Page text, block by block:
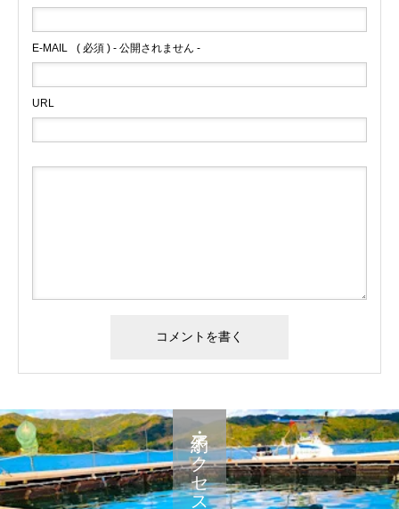
E-MAIL ( 必須 ) - 公開されません -
URL
予約・アクセス・料金